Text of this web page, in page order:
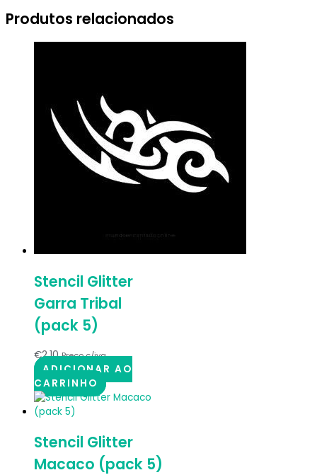
Produtos relacionados
Stencil Glitter
Garra Tribal
(pack 5)
€2.10 Preço c/iva
ADICIONAR AO
CARRINHO
Stencil Glitter
Macaco (pack 5)